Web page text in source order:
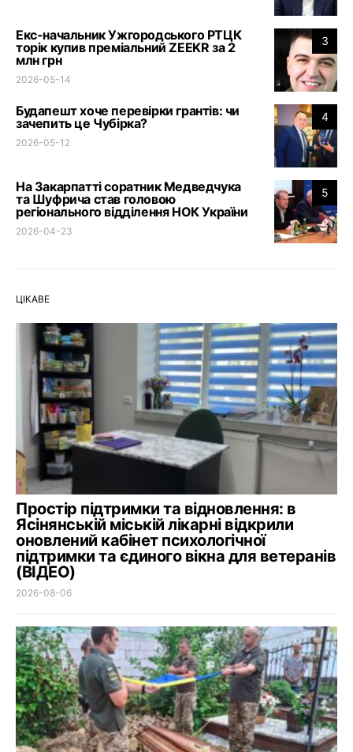
3
Екс-начальник Ужгородського РТЦК
торік купив преміальний ZEEKR за 2
млн грн
2026-05-14
4
Будапешт хоче перевірки грантів: чи
зачепить це Чубірка?
2026-05-12
5
На Закарпатті соратник Медведчука
та Шуфрича став головою
регіонального відділення НОК України
2026-04-23
ЦІКАВЕ
Простір підтримки та відновлення: в
Ясінянській міській лікарні відкрили
оновлений кабінет психологічної
підтримки та єдиного вікна для ветеранів
(ВІДЕО)
2026-08-06